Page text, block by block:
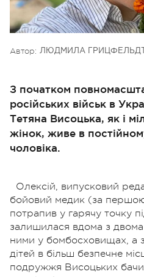
Автор: ЛЮДМИЛА ГРИЦФЕЛЬДТ
З початком
російських військ в
Тетяна Висоцька, як і
жінок, живе в
чоловіка.
Олексій, випусковий
бойовий медик (за
потрапив у гарячу точку
залишилася вдома з двома
ними у бомбосховищах, а
дітей в більш безпечне
подружжя Висоцьких